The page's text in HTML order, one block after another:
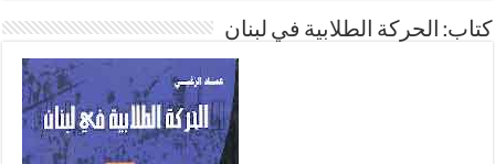
كتاب: الحركة الطلابية في لبنان